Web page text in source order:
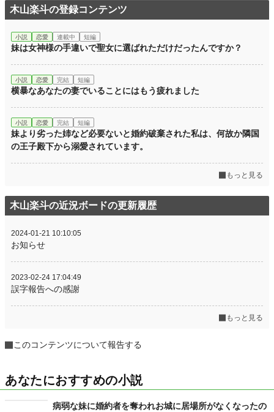
木山楽斗の登録コンテンツ
小説 恋愛 連載中 短編
妹は女神様の手違いで聖女に選ばれただけだったんですか？
小説 恋愛 完結 短編
横暴なあなたの妻でいることにはもう疲れました
小説 恋愛 完結 短編
妹より劣った姉など必要ないと婚約破棄された私は、何故か隣国
の王子殿下から溺愛されています。
もっと見る
木山楽斗の近況ボードの更新履歴
2024-01-21 10:10:05
お知らせ
2023-02-24 17:04:49
誤字報告への感謝
もっと見る
このコンテンツについて報告する
あなたにおすすめの小説
病弱な妹に婚約者を奪われお城に居場所がなくなったの